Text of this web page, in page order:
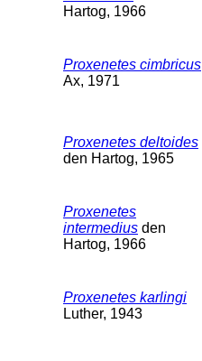
Hartog, 1966
Proxenetes cimbricus
Ax, 1971
Proxenetes deltoides
den Hartog, 1965
Proxenetes
intermedius den
Hartog, 1966
Proxenetes karlingi
Luther, 1943